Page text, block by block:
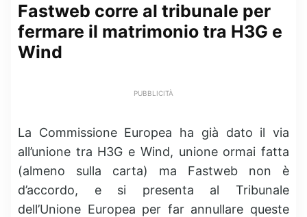
Fastweb corre al tribunale per
fermare il matrimonio tra H3G e
Wind
PUBBLICITÀ
La Commissione Europea ha già dato il via
all’unione tra H3G e Wind, unione ormai fatta
(almeno sulla carta) ma Fastweb non è
d’accordo, e si presenta al Tribunale
dell’Unione Europea per far annullare queste